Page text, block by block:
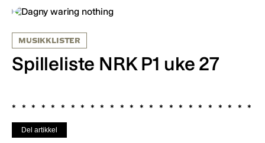
MUSIKKLISTER
Spilleliste NRK P1 uke 27
Del artikkel